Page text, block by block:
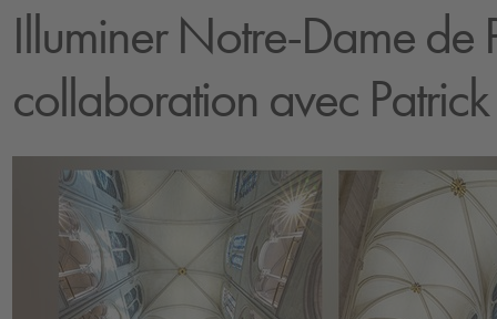
Illuminer Notre-Dame de
collaboration avec